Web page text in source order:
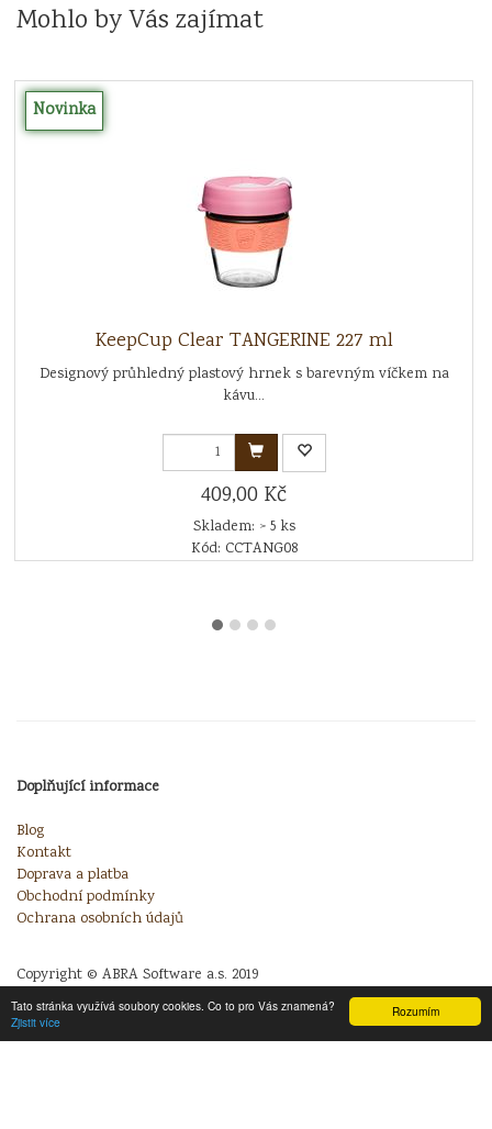
Rozumím
Tato stránka využívá soubory cookies. Co to pro Vás znamená?
Zjistit více
Mohlo by Vás zajímat
Novinka
KeepCup Clear TANGERINE 227 ml
Designový průhledný plastový hrnek s barevným víčkem na
kávu...
409,00 Kč
Skladem: > 5 ks
Kód: CCTANG08
Doplňující informace
Blog
Kontakt
Doprava a platba
Obchodní podmínky
Ochrana osobních údajů
Copyright © ABRA Software a.s. 2019